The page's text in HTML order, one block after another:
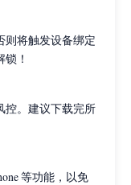
则将触发设备绑定
！
控。建议下载完所
等功能，以免